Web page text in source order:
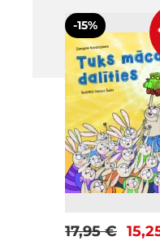
-15%
17,95 €